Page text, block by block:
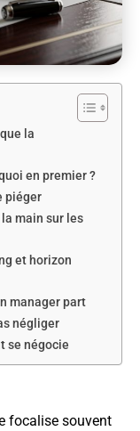
la
en premier ?
piéger
main sur les
et horizon
manager part
négliger
se négocie
focalise souvent